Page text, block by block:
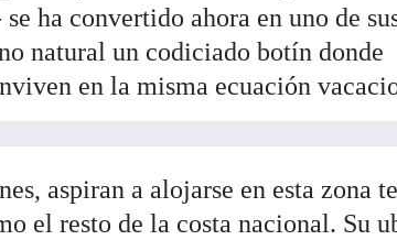
ha convertido ahora en uno de
natural un codiciado botín donde
en la misma ecuación
aspiran a alojarse en esta zona
el resto de la costa nacional. Su